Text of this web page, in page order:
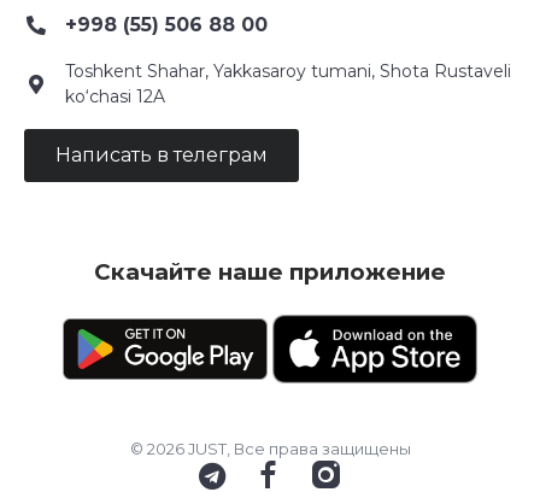
+998 (55) 506 88 00
Toshkent Shahar, Yakkasaroy tumani, Shota Rustaveli
ko‘chasi 12A
Написать в телеграм
Скачайте наше приложение
© 2026 JUST, Все права защищены